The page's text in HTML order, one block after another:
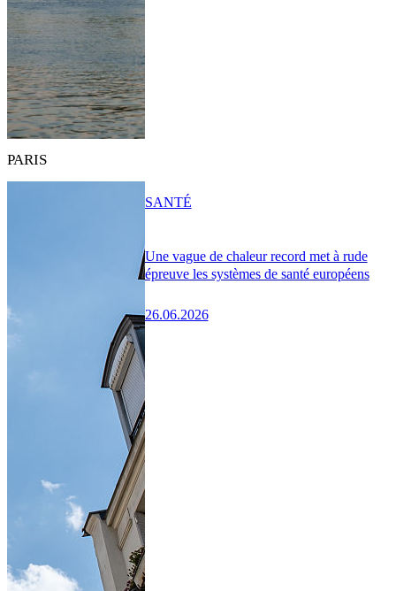
PARIS
Une vague de chaleur record met à rude
épreuve les systèmes de santé européens
26.06.2026
SANTÉ